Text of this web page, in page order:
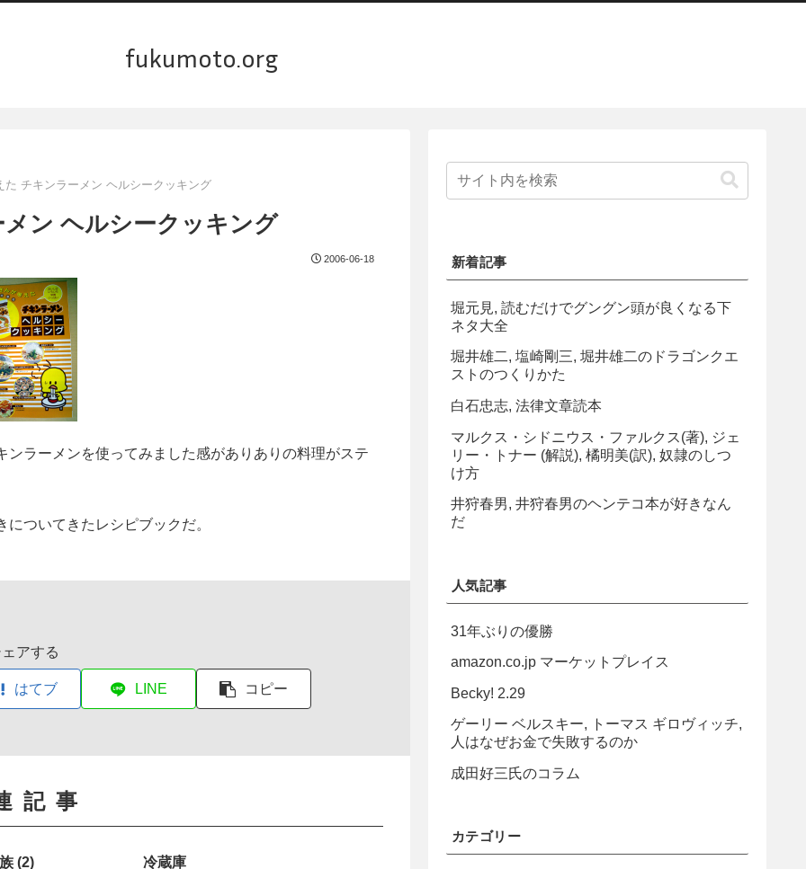
fukumoto.org
た チキンラーメン ヘルシークッキング
ン ヘルシークッキング
2006-06-18
ラーメンを使ってみました感がありありの料理がステ
ついてきたレシピブックだ。
ェアする
はてブ LINE コピー
記事
(2) 冷蔵庫
新着記事
堀元見, 読むだけでグングン頭が良くなる下
ネタ大全
堀井雄二, 塩崎剛三, 堀井雄二のドラゴンクエ
ストのつくりかた
白石忠志, 法律文章読本
マルクス・シドニウス・ファルクス(著), ジェ
リー・トナー (解説), 橘明美(訳), 奴隷のしつ
け方
井狩春男, 井狩春男のヘンテコ本が好きなん
だ
人気記事
31年ぶりの優勝
amazon.co.jp マーケットプレイス
Becky! 2.29
ゲーリー ベルスキー, トーマス ギロヴィッチ,
人はなぜお金で失敗するのか
成田好三氏のコラム
カテゴリー